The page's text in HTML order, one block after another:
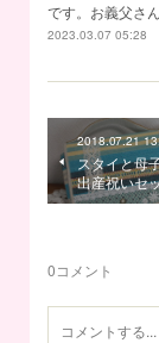
です。お義父さ
2023.03.07 05:28
2018.07.21
スタイと母
出産祝いセ
0コメント